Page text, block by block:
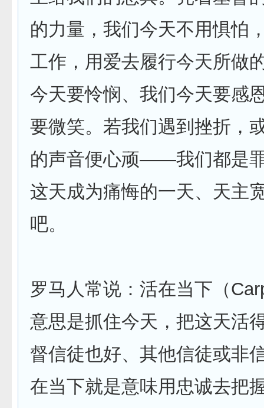
的力量，我们今天不用惧怕
工作，用爱去履行今天所做
今天要怜悯、我们今天要感
要微笑。若我们遇到挫折，
的声音便心顽——我们都是
这天成为痛悔的一天、天主
吧。
罗马人常说：活在当下（
意思是抓住今天，把这天活
督信徒也好、其他信徒或非
在当下就是意味用忠诚去把